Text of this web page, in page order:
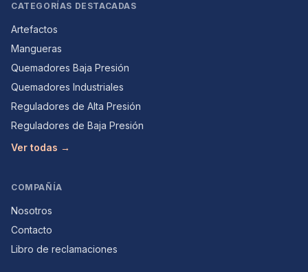
CATEGORÍAS DESTACADAS
Artefactos
Mangueras
Quemadores Baja Presión
Quemadores Industriales
Reguladores de Alta Presión
Reguladores de Baja Presión
Ver todas →
COMPAÑÍA
Nosotros
Contacto
Libro de reclamaciones